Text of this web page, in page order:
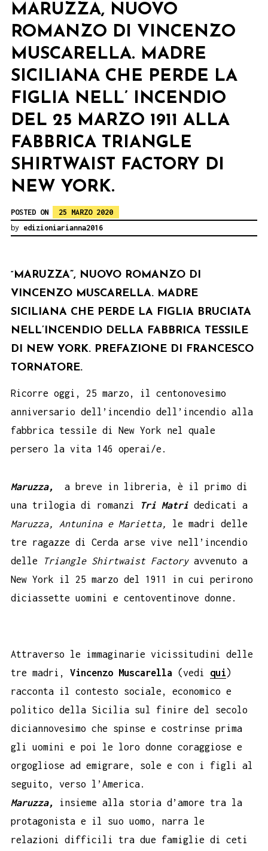
MARUZZA, NUOVO
ROMANZO DI VINCENZO
MUSCARELLA. MADRE
SICILIANA CHE PERDE LA
FIGLIA NELL’ INCENDIO
DEL 25 MARZO 1911 ALLA
FABBRICA TRIANGLE
SHIRTWAIST FACTORY DI
NEW YORK.
POSTED ON
25 MARZO 2020
by edizioniarianna2016
MARUZZA”, NUOVO ROMANZO DI
VINCENZO MUSCARELLA. MADRE
SICILIANA CHE PERDE LA FIGLIA BRUCIATA
NELL’INCENDIO DELLA FABBRICA TESSILE
DI NEW YORK. PREFAZIONE DI FRANCESCO
TORNATORE.
Ricorre oggi, 25 marzo, il centonovesimo
anniversario dell’incendio dell’incendio alla
fabbrica tessile di New York nel quale
persero la vita 146 operai/e.
Maruzza,
a breve in libreria, è il primo di
una trilogia di romanzi
Tri Matri dedicati a
Maruzza, Antunina e Marietta,
le madri delle
tre ragazze di Cerda arse vive nell’incendio
delle
Triangle Shirtwaist Factoryavvenuto a
New York il 25 marzo del 1911 in cui perirono
diciassette uomini e centoventinove donne.
Attraverso le immaginarie vicissitudini delle
tre madri, Vincenzo Muscarella (vedi qui)
racconta il contesto sociale, economico e
politico della Sicilia sul finire del secolo
diciannovesimo che spinse e costrinse prima
gli uomini e poi le loro donne coraggiose e
orgogliose ad emigrare, sole e con i figli al
seguito, verso l’America.
Maruzza,
insieme alla storia d’amore tra la
protagonista e il suo uomo, narra le
relazioni difficili tra due famiglie di ceti